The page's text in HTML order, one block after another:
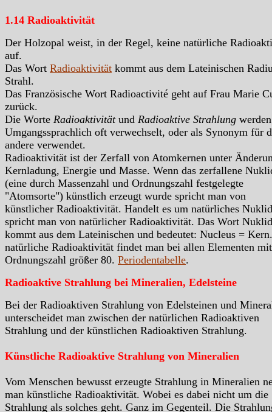
1.14 Radioaktivität
Der Holzopal weist, in der Regel, keine natürliche
auf.
Das Wort Radioaktivität kommt aus dem Lateinischen
Strahl.
Das Französische Wort Radioactivité geht auf Frau Marie
zurück.
Die Worte Radioaktivitätund Radioaktive Strahlung werden
Umgangssprachlich oft verwechselt, oder als Synonym für
andere verwendet.
Radioaktivität ist der Zerfall von Atomkernen unter
Kernladung, Energie und Masse. Wenn das zerfallene
(eine durch Massenzahl und Ordnungszahl festgelegte
"Atomsorte") künstlich erzeugt wurde spricht man von
künstlicher Radioaktivität. Handelt es um natürliches Nuklid
spricht man von natürlicher Radioaktivität. Das Wort Nuklid
kommt aus dem Lateinischen und bedeutet: Nucleus =
natürliche Radioaktivität findet man bei allen Elementen
Ordnungszahl größer 80. Periodentabelle.
Radioaktive Strahlung bei Mineralien, Edelsteine
Bei der Radioaktiven Strahlung von Edelsteinen und
unterscheidet man zwischen der natürlichen Radioaktiven
Strahlung und der künstlichen Radioaktiven Strahlung.
Künstliche Radioaktive Strahlung von Mineralien
Vom Menschen bewusst erzeugte Strahlung in Mineralien
man künstliche Radioaktivität. Wobei es dabei nicht um die
Strahlung als solches geht. Ganz im Gegenteil. Die